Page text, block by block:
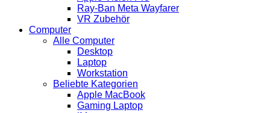
Ray-Ban Meta Wayfarer
VR Zubehör
Computer
Alle Computer
Desktop
Laptop
Workstation
Beliebte Kategorien
Apple MacBook
Gaming Laptop